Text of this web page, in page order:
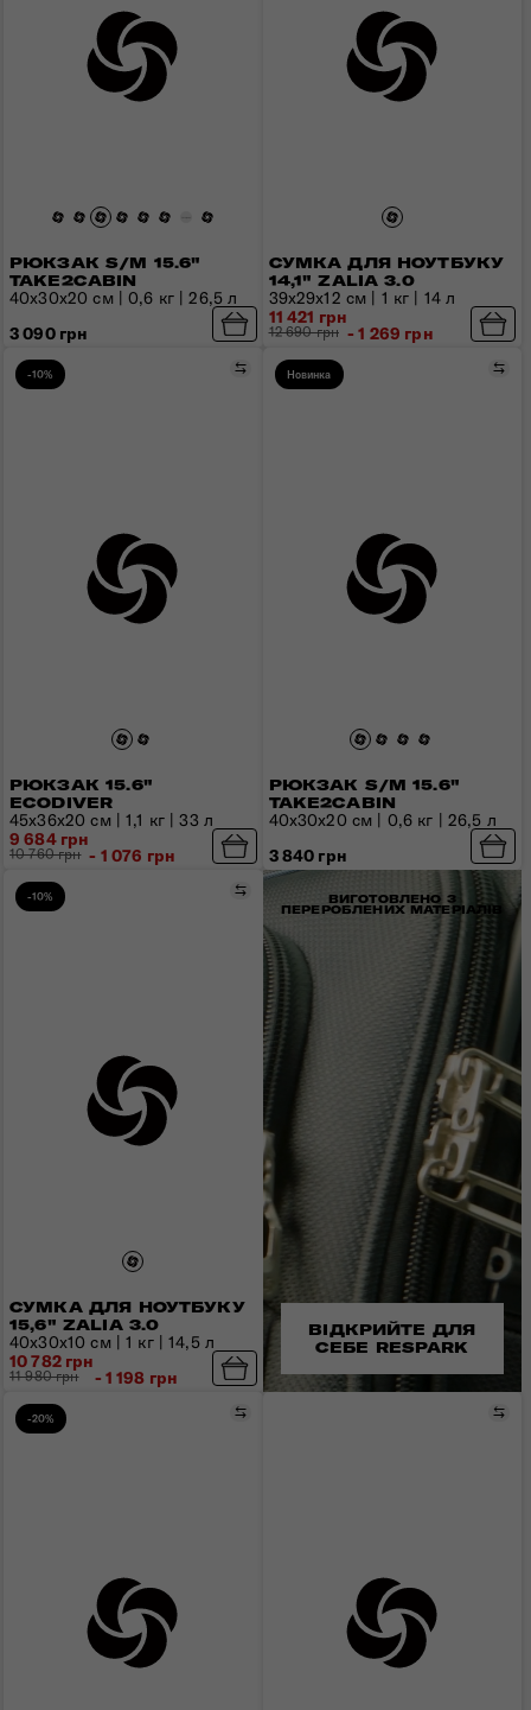
РЮКЗАК S/M 15.6"
TAKE2CABIN
40x30x20 см | 0,6 кг | 26,5 л
3 090 грн
СУМКА ДЛЯ НОУТБУКУ
14,1" ZALIA 3.0
39x29x12 см | 1 кг | 14 л
11 421 грн
12 690 грн - 1 269 грн
-10%
РЮКЗАК 15.6"
ECODIVER
Порівняти
45х36х20 см | 1,1 кг | 33 л
9 684 грн
10 760 грн - 1 076 грн
Новинка
РЮКЗАК S/M 15.6"
TAKE2CABIN
40x30x20 см | 0,6 кг | 26,5 л
3 840 грн
-10%
СУМКА ДЛЯ НОУТБУКУ
15,6" ZALIA 3.0
Порівняти
40x30x10 см | 1 кг | 14,5 л
10 782 грн
11 980 грн - 1 198 грн
-20% Порівняти
ВИГОТОВЛЕНО З
ПЕРЕРОБЛЕНИХ МАТЕРІАЛІВ
ВІДКРИЙТЕ ДЛЯ
СЕБЕ RESPARK